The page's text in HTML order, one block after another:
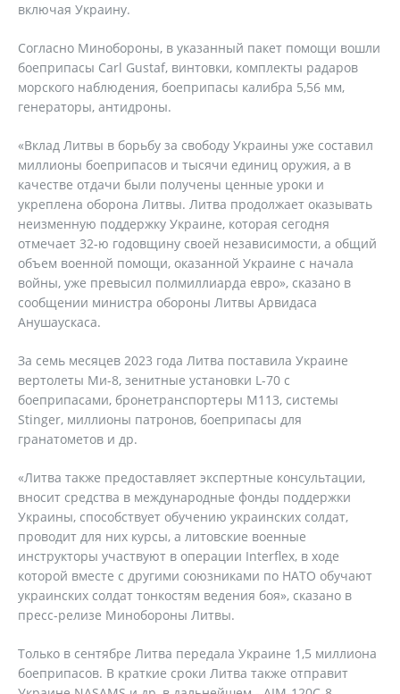
включая Украину.
Согласно Минобороны, в указанный пакет помощи вошли
боеприпасы Carl Gustaf, винтовки, комплекты радаров
морского наблюдения, боеприпасы калибра 5,56 мм,
генераторы, антидроны.
«Вклад Литвы в борьбу за свободу Украины уже составил
миллионы боеприпасов и тысячи единиц оружия, а в
качестве отдачи были получены ценные уроки и
укреплена оборона Литвы. Литва продолжает оказывать
неизменную поддержку Украине, которая сегодня
отмечает 32-ю годовщину своей независимости, а общий
объем военной помощи, оказанной Украине с начала
войны, уже превысил полмиллиарда евро», сказано в
сообщении министра обороны Литвы Арвидаса
Анушаускаса.
За семь месяцев 2023 года Литва поставила Украине
вертолеты Ми-8, зенитные установки L-70 с
боеприпасами, бронетранспортеры M113, системы
Stinger, миллионы патронов, боеприпасы для
гранатометов и др.
«Литва также предоставляет экспертные консультации,
вносит средства в международные фонды поддержки
Украины, способствует обучению украинских солдат,
проводит для них курсы, а литовские военные
инструкторы участвуют в операции Interflex, в ходе
которой вместе с другими союзниками по НАТО обучают
украинских солдат тонкостям ведения боя», сказано в
пресс-релизе Минобороны Литвы.
Только в сентябре Литва передала Украине 1,5 миллиона
боеприпасов. В краткие сроки Литва также отправит